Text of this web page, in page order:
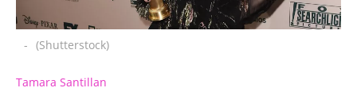
- (Shutterstock)
Tamara Santillan